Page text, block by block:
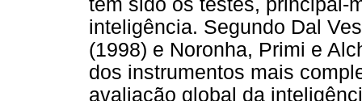
têm sido os testes, principal-
inteligência. Segundo Dal
(1998) e Noronha, Primi e
dos instrumentos mais
avaliação global da